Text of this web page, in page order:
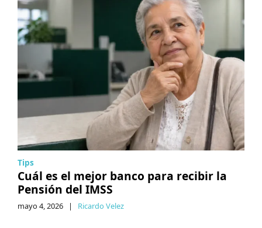
Tips
Cuál es el mejor banco para recibir la
Pensión del IMSS
mayo 4, 2026 | Ricardo Velez